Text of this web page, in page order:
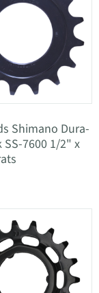
Shimano Dura-
SS-7600 1/2" x